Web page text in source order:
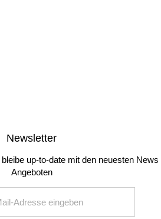
Newsletter
up-to-date mit den neuesten
Angeboten